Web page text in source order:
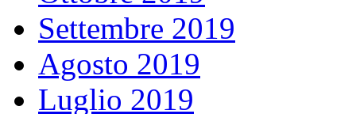
Settembre 2019
Agosto 2019
Luglio 2019